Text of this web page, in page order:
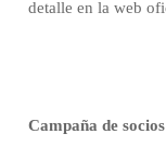
detalle en la web
Campaña de